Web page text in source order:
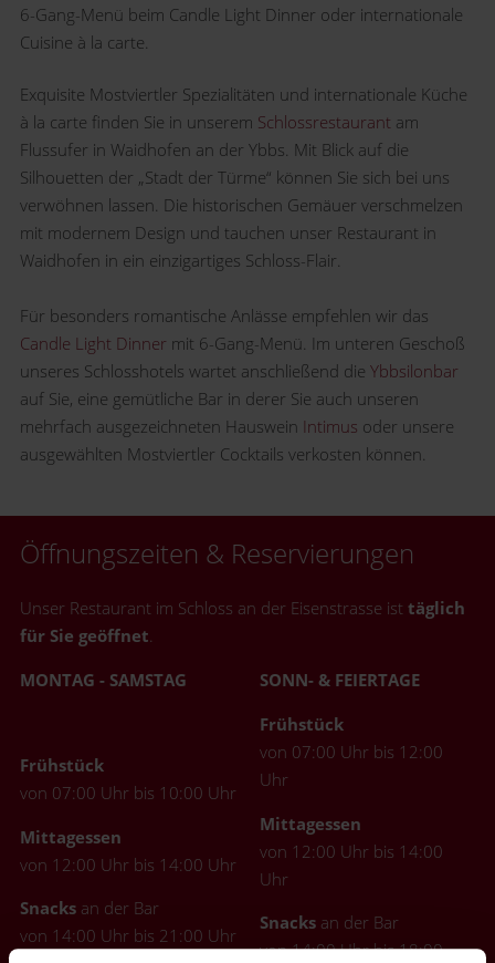
6-Gang-Menü beim Candle Light Dinner oder internationale
Cuisine à la carte.
Exquisite Mostviertler Spezialitäten und internationale Küche
à la carte finden Sie in unserem Schlossrestaurant am
Flussufer in Waidhofen an der Ybbs. Mit Blick auf die
Silhouetten der „Stadt der Türme“ können Sie sich bei uns
verwöhnen lassen. Die historischen Gemäuer verschmelzen
mit modernem Design und tauchen unser Restaurant in
Waidhofen in ein einzigartiges Schloss-Flair.
Für besonders romantische Anlässe empfehlen wir das
Candle Light Dinner mit 6-Gang-Menü. Im unteren Geschoß
unseres Schlosshotels wartet anschließend dieYbbsilonbar
auf Sie, eine gemütliche Bar in derer Sie auch unseren
mehrfach ausgezeichneten Hauswein Intimus oder unsere
ausgewählten Mostviertler Cocktails verkosten können.
Öffnungszeiten & Reservierungen
Unser Restaurant im Schloss an der Eisenstrasse isttäglich
für Sie geöffnet.
MONTAG - SAMSTAG
SONN- & FEIERTAGE
Frühstück
von 07:00 Uhr bis 10:00 Uhr
Mittagessen
von 12:00 Uhr bis 14:00 Uhr
Snacks an der Bar
von 14:00 Uhr bis 21:00 Uhr
Frühstück
von 07:00 Uhr bis 12:00
Uhr
Mittagessen
von 12:00 Uhr bis 14:00
Uhr
Snacks an der Bar
von 14:00 Uhr bis 18:00